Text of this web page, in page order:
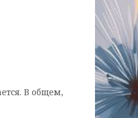
В общем,